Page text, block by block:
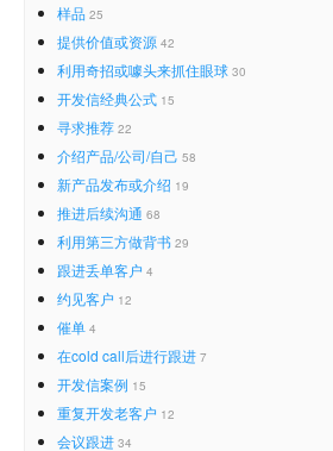
样品 25
提供价值或资源 42
利用奇招或噱头来抓住眼球 30
开发信经典公式 15
寻求推荐 22
介绍产品/公司/自己 58
新产品发布或介绍 19
推进后续沟通 68
利用第三方做背书 29
跟进丢单客户 4
约见客户 12
催单 4
在cold call后进行跟进 7
开发信案例 15
重复开发老客户 12
会议跟进 34